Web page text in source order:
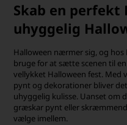
Skab en perfekt
uhyggelig
Halloween nærmer sig, og
bruge for at sætte scenen til
vellykket Halloween fest. Med
pynt og dekorationer bliver
uhyggelig kulisse. Uanset om
græskar pynt eller
vælge imellem.